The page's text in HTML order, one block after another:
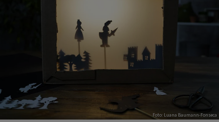
Foto: Luana Baumann-Fonseca